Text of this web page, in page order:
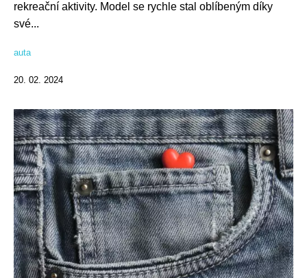
rekreační aktivity. Model se rychle stal oblíbeným díky
své...
auta
20. 02. 2024